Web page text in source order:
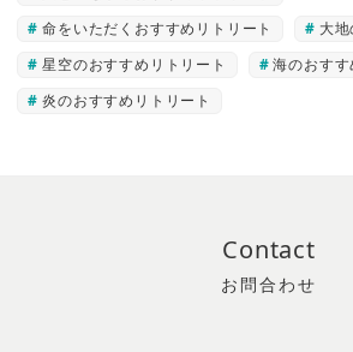
命をいただくおすすめリトリート
大
星空のおすすめリトリート
海のおすす
炎のおすすめリトリート
Contact